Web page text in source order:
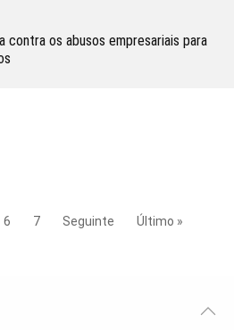
contra os abusos empresariais para
6 7 Seguinte Último »